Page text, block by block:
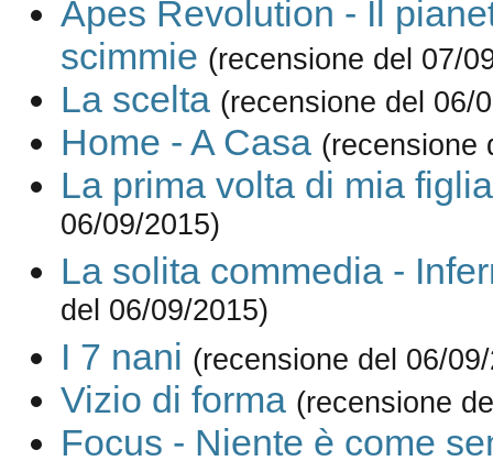
Apes Revolution - Il
scimmie (recensione del 07/
La scelta (recensione del 06/
Home - A Casa (recensione
La prima volta di mia figlia
06/09/2015)
La solita commedia -
del 06/09/2015)
I 7 nani (recensione del 06/
Vizio di forma (recensione
Focus - Niente è come